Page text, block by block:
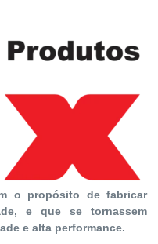
o propósito de fabricar
e que se tornassem
e alta performance.